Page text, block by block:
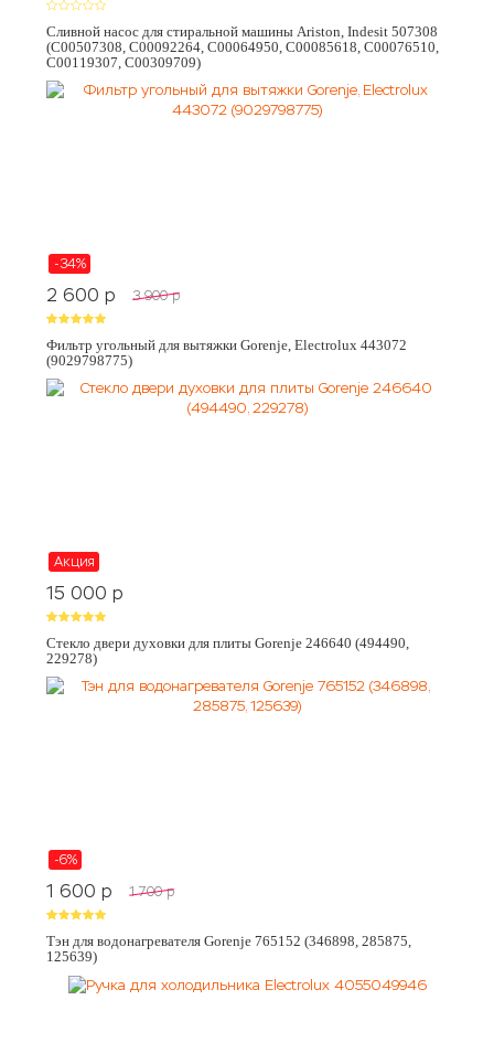
Сливной насос для стиральной машины Ariston, Indesit 507308
(C00507308, C00092264, C00064950, C00085618, C00076510,
C00119307, C00309709)
-34%
2 600 p 3 900 p
Фильтр угольный для вытяжки Gorenje, Electrolux 443072
(9029798775)
Акция
15 000 p
Стекло двери духовки для плиты Gorenje 246640 (494490,
229278)
-6%
1 600 p 1 700 p
Тэн для водонагревателя Gorenje 765152 (346898, 285875,
125639)